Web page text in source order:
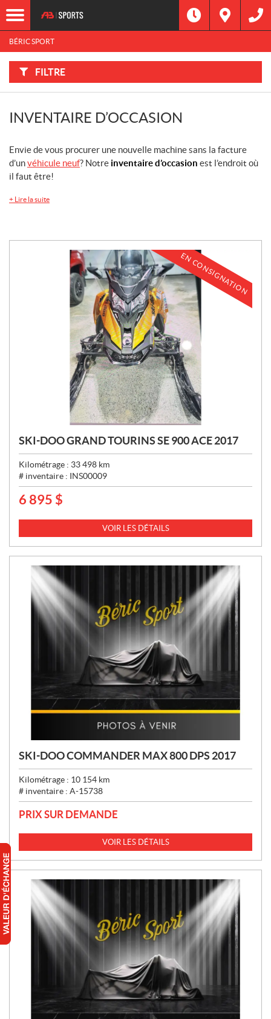
BÉRIC SPORT
FILTRE
F
I
L
T
R
E
R
Filtre
Année
Prix
Inventaire
INVENTAIRE D’OCCASION
Envie de vous procurer une nouvelle machine sans la facture
d’unvéhicule neuf? Notre inventaire d’occasion est l’endroit où
il faut être!
+ Lire la suite
EN CONSIGNATION
SKI-DOO GRAND TOURINS SE 900 ACE 2017
Kilométrage : 33 498 km
# inventaire : INS00009
P
X
6 895 $
VOIR LES DÉTAILS
SKI-DOO COMMANDER MAX 800 DPS 2017
Kilométrage : 10 154 km
# inventaire : A-15738
PRIX SUR DEMANDE
VOIR LES DÉTAILS